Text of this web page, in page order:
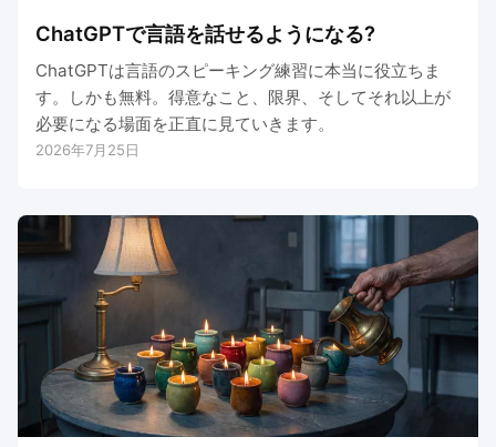
ChatGPTで言語を話せるようになる?
ChatGPTは言語のスピーキング練習に本当に役立ちま
す。しかも無料。得意なこと、限界、そしてそれ以上が
必要になる場面を正直に見ていきます。
2026年7月25日